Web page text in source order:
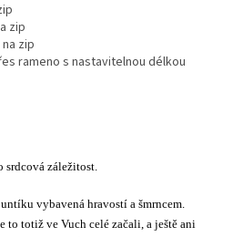
zip
zip
rameno s nastavitelnou délkou
záležitost.
vybavená hravostí a šmrncem.
to totiž ve Vuch celé začali, a ještě ani